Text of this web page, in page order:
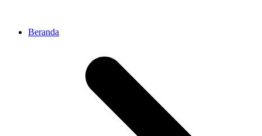
Beranda